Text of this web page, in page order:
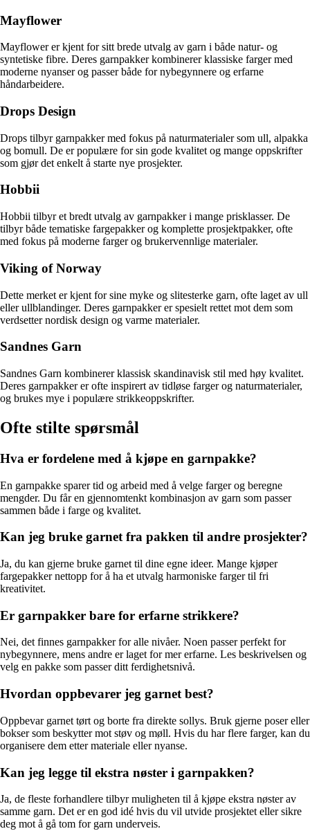
Mayflower
Mayflower er kjent for sitt brede utvalg av garn i både natur- og
syntetiske fibre. Deres garnpakker kombinerer klassiske farger med
moderne nyanser og passer både for nybegynnere og erfarne
håndarbeidere.
Drops Design
Drops tilbyr garnpakker med fokus på naturmaterialer som ull, alpakka
og bomull. De er populære for sin gode kvalitet og mange oppskrifter
som gjør det enkelt å starte nye prosjekter.
Hobbii
Hobbii tilbyr et bredt utvalg av garnpakker i mange prisklasser. De
tilbyr både tematiske fargepakker og komplette prosjektpakker, ofte
med fokus på moderne farger og brukervennlige materialer.
Viking of Norway
Dette merket er kjent for sine myke og slitesterke garn, ofte laget av ull
eller ullblandinger. Deres garnpakker er spesielt rettet mot dem som
verdsetter nordisk design og varme materialer.
Sandnes Garn
Sandnes Garn kombinerer klassisk skandinavisk stil med høy kvalitet.
Deres garnpakker er ofte inspirert av tidløse farger og naturmaterialer,
og brukes mye i populære strikkeoppskrifter.
Ofte stilte spørsmål
Hva er fordelene med å kjøpe en garnpakke?
En garnpakke sparer tid og arbeid med å velge farger og beregne
mengder. Du får en gjennomtenkt kombinasjon av garn som passer
sammen både i farge og kvalitet.
Kan jeg bruke garnet fra pakken til andre prosjekter?
Ja, du kan gjerne bruke garnet til dine egne ideer. Mange kjøper
fargepakker nettopp for å ha et utvalg harmoniske farger til fri
kreativitet.
Er garnpakker bare for erfarne strikkere?
Nei, det finnes garnpakker for alle nivåer. Noen passer perfekt for
nybegynnere, mens andre er laget for mer erfarne. Les beskrivelsen og
velg en pakke som passer ditt ferdighetsnivå.
Hvordan oppbevarer jeg garnet best?
Oppbevar garnet tørt og borte fra direkte sollys. Bruk gjerne poser eller
bokser som beskytter mot støv og møll. Hvis du har flere farger, kan du
organisere dem etter materiale eller nyanse.
Kan jeg legge til ekstra nøster i garnpakken?
Ja, de fleste forhandlere tilbyr muligheten til å kjøpe ekstra nøster av
samme garn. Det er en god idé hvis du vil utvide prosjektet eller sikre
deg mot å gå tom for garn underveis.